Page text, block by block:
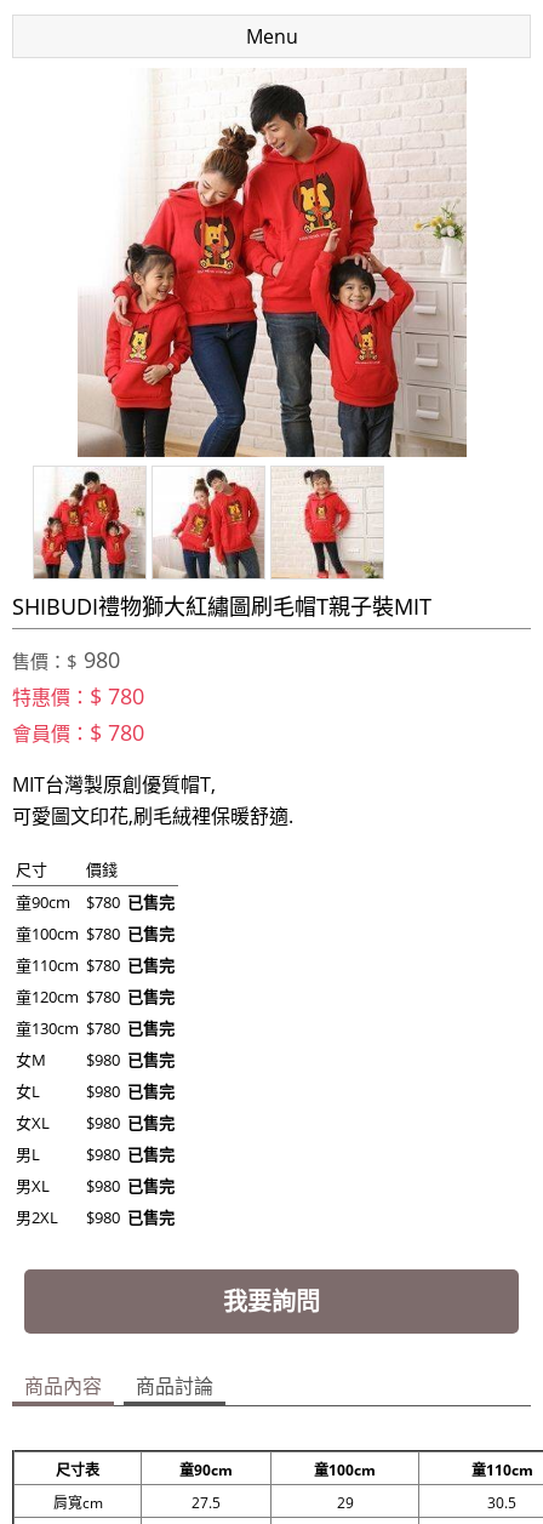
Menu
SHIBUDI禮物獅大紅繡圖刷毛帽T親子裝MIT
售價：$ 980
特惠價： $ 780
會員價： $ 780
MIT台灣製原創優質帽T,
可愛圖文印花,刷毛絨裡保暖舒適.
尺寸
價錢
童90cm
$780 已售完
童100cm $780 已售完
童110cm $780 已售完
童120cm $780 已售完
童130cm $780 已售完
女M
$980 已售完
女L
$980 已售完
女XL
$980 已售完
男L
$980 已售完
男XL
$980 已售完
男2XL
$980 已售完
我要詢問
商品內容 商品討論
尺寸表 童90cm 童100cm
童110cm
肩寬cm
27.5 29
30.5